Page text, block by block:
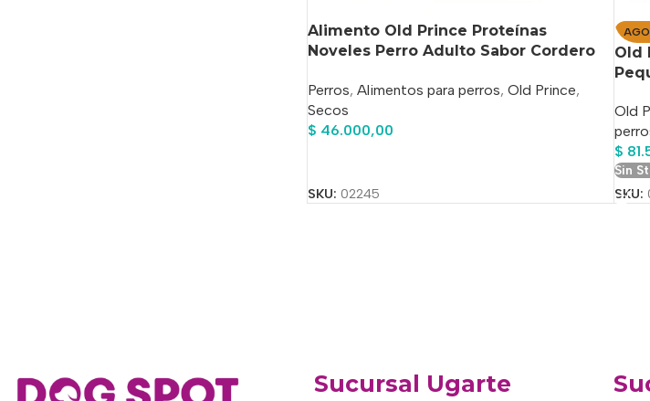
Alimento Old Prince Proteínas
Noveles Perro Adulto Sabor Cordero
Sabor Cordero En Bolsa De 7.5 kg
Perros, Alimentos para perros, Old Prince,
Secos
$ 46.000,00
SKU: 02245
Old
Old
$
Sin
SKU:
Sucursal Ugarte